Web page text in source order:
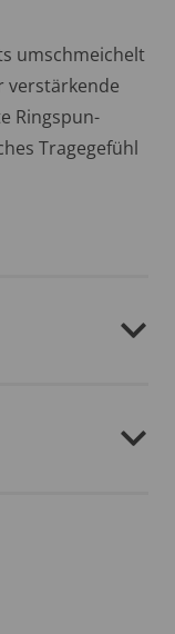
umschmeichelt
verstärkende
Ringspun-
Tragegefühl